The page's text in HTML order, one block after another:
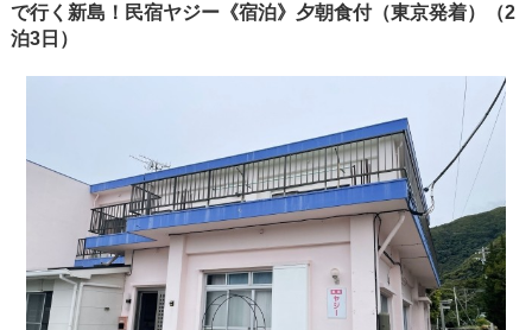
で行く新島！民宿ヤジー《宿泊》夕朝食付（東京発着）（2
泊3日）